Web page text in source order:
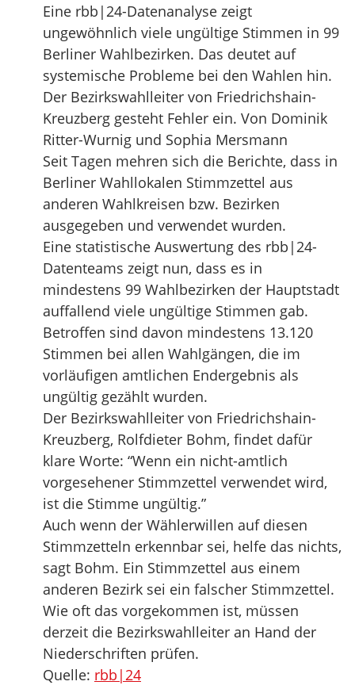
Eine rbb|24-Datenanalyse zeigt
ungewöhnlich viele ungültige Stimmen in 99
Berliner Wahlbezirken. Das deutet auf
systemische Probleme bei den Wahlen hin.
Der Bezirkswahlleiter von Friedrichshain-
Kreuzberg gesteht Fehler ein. Von Dominik
Ritter-Wurnig und Sophia Mersmann
Seit Tagen mehren sich die Berichte, dass in
Berliner Wahllokalen Stimmzettel aus
anderen Wahlkreisen bzw. Bezirken
ausgegeben und verwendet wurden.
Eine statistische Auswertung des rbb|24-
Datenteams zeigt nun, dass es in
mindestens 99 Wahlbezirken der Hauptstadt
auffallend viele ungültige Stimmen gab.
Betroffen sind davon mindestens 13.120
Stimmen bei allen Wahlgängen, die im
vorläufigen amtlichen Endergebnis als
ungültig gezählt wurden.
Der Bezirkswahlleiter von Friedrichshain-
Kreuzberg, Rolfdieter Bohm, findet dafür
klare Worte: “Wenn ein nicht-amtlich
vorgesehener Stimmzettel verwendet wird,
ist die Stimme ungültig.”
Auch wenn der Wählerwillen auf diesen
Stimmzetteln erkennbar sei, helfe das nichts,
sagt Bohm. Ein Stimmzettel aus einem
anderen Bezirk sei ein falscher Stimmzettel.
Wie oft das vorgekommen ist, müssen
derzeit die Bezirkswahlleiter an Hand der
Niederschriften prüfen.
Quelle: rbb|24